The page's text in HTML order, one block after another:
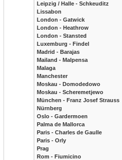
Leipzig / Halle - Schkeuditz
Lissabon
London - Gatwick
London - Heathrow
London - Stansted
Luxemburg - Findel
Madrid - Barajas
Mailand - Malpensa
Malaga
Manchester
Moskau - Domodedowo
Moskau - Scheremetjewo
München - Franz Josef Strauss
Nürnberg
Oslo - Gardermoen
Palma de Mallorca
Paris - Charles de Gaulle
Paris - Orly
Prag
Rom - Fiumicino